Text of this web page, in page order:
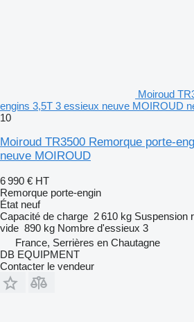
Moiroud
engins 3,5T 3 essieux neuve MOIROUD
10
Moiroud TR3500 Remorque porte-
neuve MOIROUD
6 990 € HT
Remorque porte-engin
État neuf
Capacité de charge 2 610 kg Suspension
vide 890 kg Nombre d'essieux 3
France, Serrières en Chautagne
DB EQUIPMENT
Contacter le vendeur